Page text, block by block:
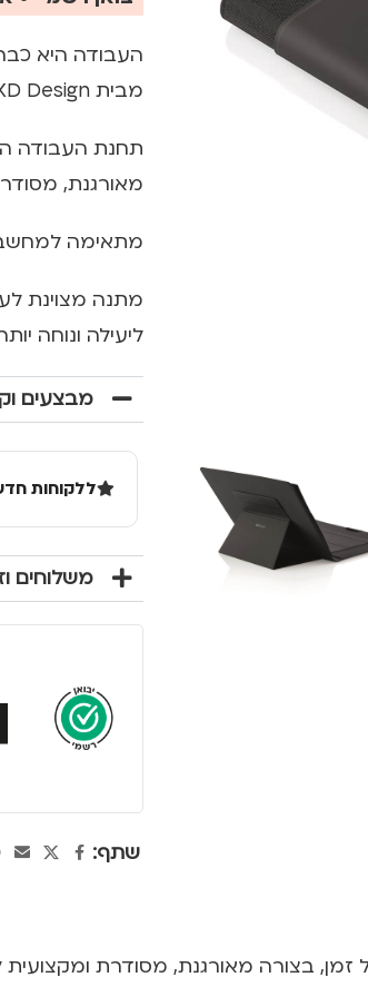
מבית XD Design העבודה מרחוק הופכת להיות פשוטה ויעילה עוד יותר.
תחנת העבודה
מאורגנת,
מתאימה למחשב נייד בגודל
מתנה מצוינת
ליעילה ונוחה
מבצעים
ללקוחות חדשים! 10% הנחה בקנייה ראשונה
משלוחים
שתף:
בצורה מאורגנת, מסודרת